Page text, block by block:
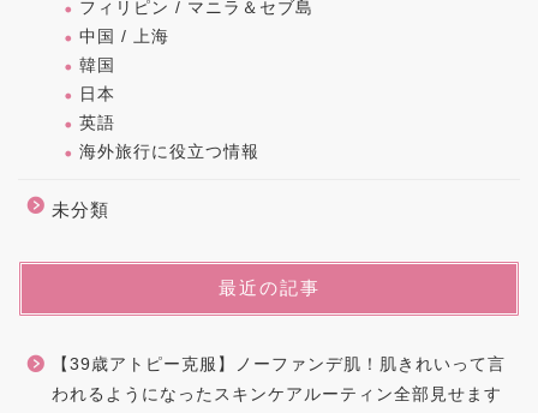
フィリピン / マニラ＆セブ島
中国 / 上海
韓国
日本
英語
海外旅行に役立つ情報
未分類
最近の記事
【39歳アトピー克服】ノーファンデ肌！肌きれいって言
われるようになったスキンケアルーティン全部見せます